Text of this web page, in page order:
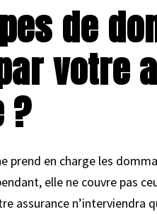
de
votre
?
prend en charge les
elle ne couvre pas
assurance n’interviendra